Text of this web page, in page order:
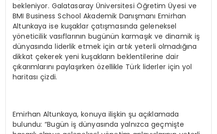
bekleniyor. Galatasaray Üniversitesi Öğretim Üyesi ve
BMI Business School Akademik Danışmanı Emirhan
Altunkaya ise kuşaklar çatışmasında geleneksel
yöneticilik vasıflarının bugünün karmaşık ve dinamik iş
dünyasında liderlik etmek için artık yeterli olmadığına
dikkat çekerek yeni kuşakların beklentilerine dair
çıkarımlarını paylaşırken özellikle Türk liderler için yol
haritası çizdi.
Emirhan Altunkaya, konuya ilişkin şu açıklamada
bulundu: “Bugün iş dünyasında yalnızca geçmişte